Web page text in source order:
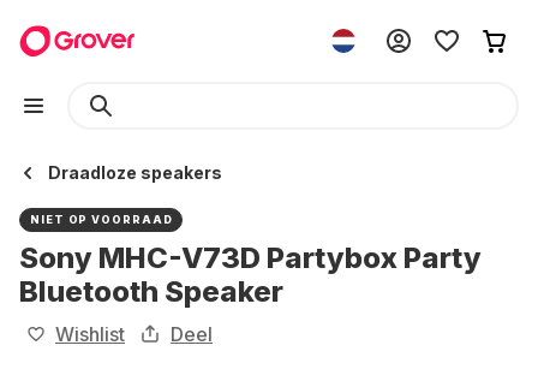
Draadloze speakers
NIET OP VOORRAAD
Sony MHC-V73D Partybox Party
Bluetooth Speaker
Wishlist Deel